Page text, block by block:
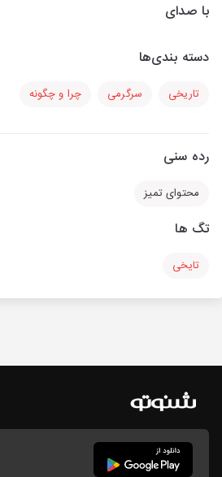
با صدای
دسته بندی‌ها
تاریخی سرگرمی چرا و چگونه
رده سنی
محتوای تمیز
تگ ها
تایخی